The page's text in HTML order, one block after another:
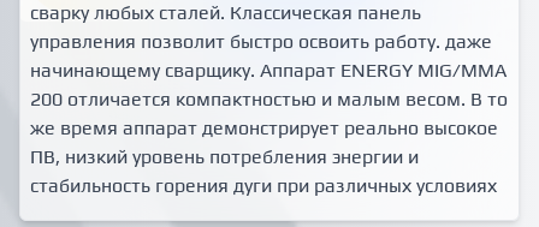
сварку любых сталей. Классическая панель
управления позволит быстро освоить работу. даже
начинающему сварщику. Аппарат ENERGY MIG/MMA
200 отличается компактностью и малым весом. В то
же время аппарат демонстрирует реально высокое
ПВ, низкий уровень потребления энергии и
стабильность горения дуги при различных условиях